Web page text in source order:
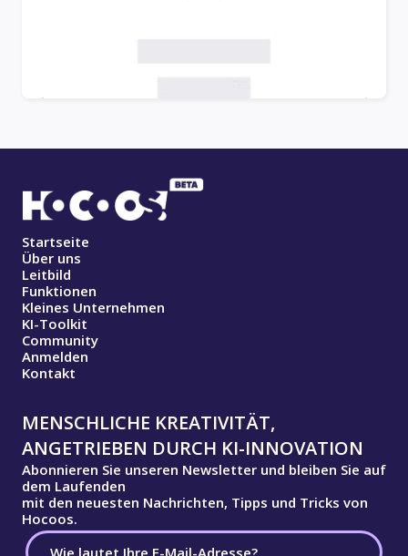
Startseite
Über uns
Leitbild
Funktionen
Kleines Unternehmen
KI-Toolkit
Community
Anmelden
Kontakt
MENSCHLICHE KREATIVITÄT,
ANGETRIEBEN DURCH KI-INNOVATION
Abonnieren Sie unseren Newsletter und bleiben Sie auf
dem Laufenden
mit den neuesten Nachrichten, Tipps und Tricks von
Hocoos.